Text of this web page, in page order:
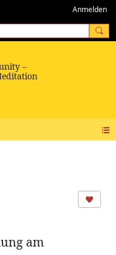
Anmelden
am